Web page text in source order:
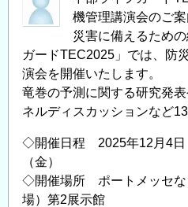
設
術
者
の
た
め
の
情
報
機管理講演会のご案
災害に備えるため
ガードTEC2025」では、防
演会を開催いたします。
竜巻の予測に関する研究発
ネルディスカッションなど
◇開催日程 2025年12月4日
（金）
◇開催場所 ポートメッセな
場）第2展示館